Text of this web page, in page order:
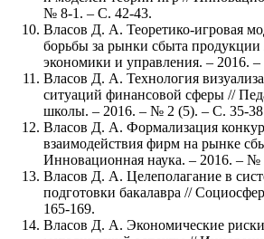
№ 8-1. – С. 42-43.
Власов Д. А. Теоретико-игровая
борьбы за рынки сбыта
экономики и управления. – 2016.
Власов Д. А. Технология
ситуаций финансовой сферы //
школы. – 2016. – № 2 (5). – С. 35-
Власов Д. А. Формализация
взаимодействия фирм на рынке
Инновационная наука. – 2016. – №
Власов Д. А. Целеполагание в
подготовки бакалавра //
165-169.
Власов Д. А. Экономические